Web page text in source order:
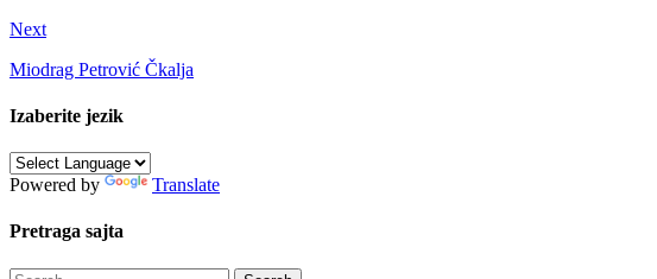
Next
Miodrag Petrović Čkalja
Izaberite jezik
Powered by Translate
Pretraga sajta